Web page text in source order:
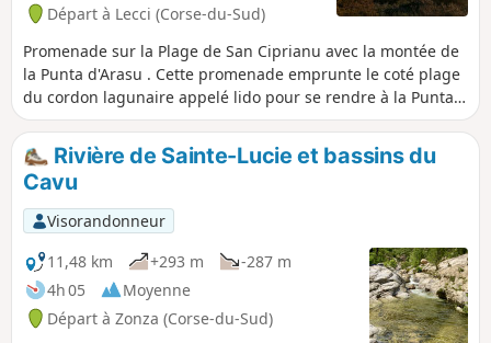
Départ à Lecci (Corse-du-Sud)
Promenade sur la Plage de San Ciprianu avec la montée de
la Punta d'Arasu . Cette promenade emprunte le coté plage
du cordon lagunaire appelé lido pour se rendre à la Punta
d'Arasu , le retour s'effectuant par les marais.
Rivière de Sainte-Lucie et bassins du
Cavu
Visorandonneur
11,48 km
+293 m
-287 m
4h 05
Moyenne
Départ à Zonza (Corse-du-Sud)